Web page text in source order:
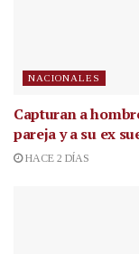
NACIONALES
Capturan a
pareja y a su ex
HACE 2 DÍAS